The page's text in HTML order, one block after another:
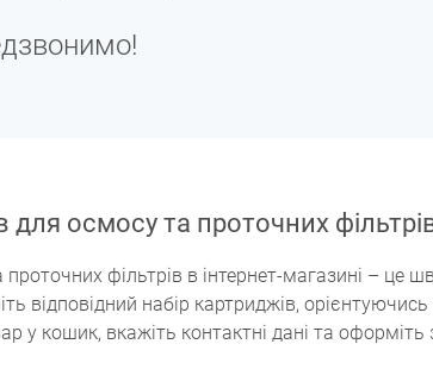
осмосу та проточних
проточних фільтрів в інтернет-магазині – це
відповідний набір картриджів,
у кошик, вкажіть контактні дані та